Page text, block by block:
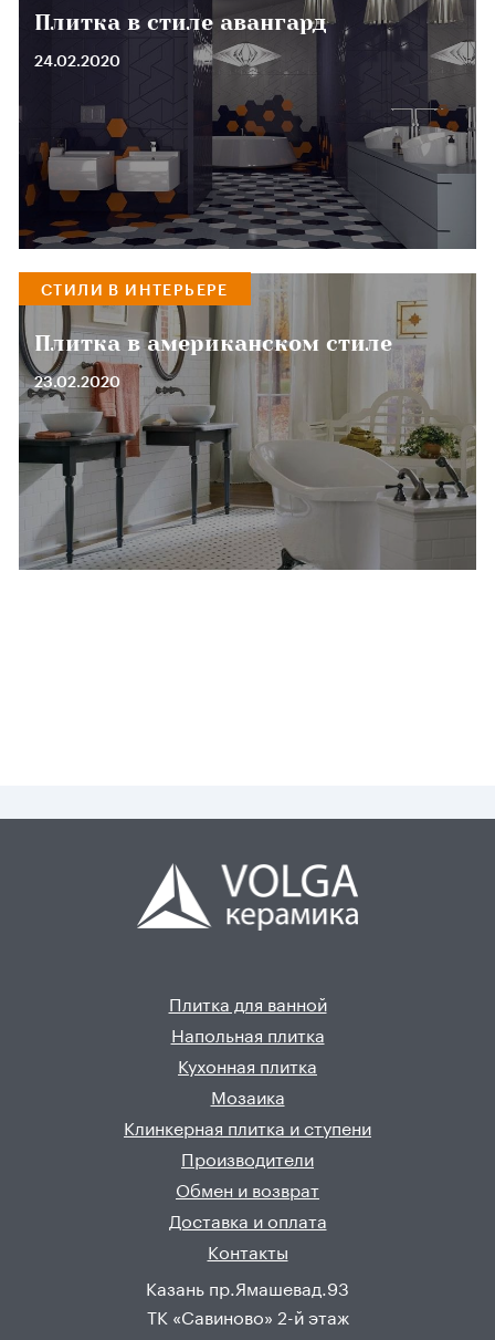
Плитка в стиле авангард
24.02.2020
СТИЛИ В ИНТЕРЬЕРЕ
Плитка в американском стиле
23.02.2020
Плитка для ванной
Напольная плитка
Кухонная плитка
Мозаика
Клинкерная плитка и ступени
Производители
Обмен и возврат
Доставка и оплата
Контакты
Казань пр.Ямашевад.93
ТК «Савиново» 2-й этаж